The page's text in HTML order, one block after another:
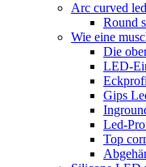
Arc curved
Round
Wie eine
Die
LED-
Gips
Led-
Top